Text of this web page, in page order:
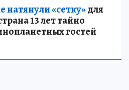
«сетку»для
13 лет тайно
гостей